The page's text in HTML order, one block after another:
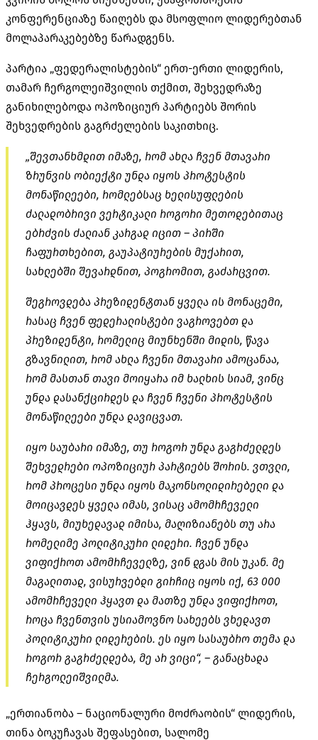
კონფერენციაზე წაიღებს და მსოფლიო ლიდერებთან
მოლაპარაკებებზე წარადგენს.
პარტია „ფედერალისტების“ ერთ-ერთი ლიდერის,
თამარ ჩერგოლეიშვილის თქმით, შეხვედრაზე
განიხილებოდა ოპოზიციურ პარტიებს შორის
შეხვედრების გაგრძელების საკითხიც.
„შევთანხმდით იმაზე, რომ ახლა ჩვენ მთავარი
ზრუნვის ობიექტი უნდა იყოს პროტესტის
მონაწილეები, რომლებსაც ხელისუფლების
ძალადობრივი ვერტიკალი როგორი მეთოდებითაც
ებრძვის ძალიან კარგად იცით – პირში
ჩაფურთხებით, გაუპატიურების მუქარით,
სახლებში შევარდნით, პოგრომით, გაძარცვით.
შეგროვდება პრეზიდენტთან ყველა ის მონაცემი,
რასაც ჩვენ ფედერალისტები ვაგროვებთ და
პრეზიდენტი, რომელიც მიუნხენში მიდის, წავა
გზავნილით, რომ ახლა ჩვენი მთავარი ამოცანაა,
რომ მასთან თავი მოიყარა იმ ხალხის სიამ, ვინც
უნდა დასანქცირდეს და ჩვენ ჩვენი პროტესტის
მონაწილეები უნდა დავიცვათ.
იყო საუბარი იმაზე, თუ როგორ უნდა გაგრძელდეს
შეხვედრები ოპოზიციურ პარტიებს შორის. ვთვლი,
რომ პროცესი უნდა იყოს მაკონსოლიდირებელი და
მოიცავდეს ყველა იმას, ვისაც ამომრჩეველი
ჰყავს, მიუხედავად იმისა, მაღიზიანებს თუ არა
რომელიმე პოლიტიკური ლიდერი. ჩვენ უნდა
ვიფიქროთ ამომრჩეველზე, ვინ დგას მის უკან. მე
მაგალითად, ვისურვებდი გირჩიც იყოს იქ, 63 000
ამომრჩეველი ჰყავთ და მათზე უნდა ვიფიქროთ,
როცა ჩვენთვის უსიამოვნო სახეებს ვხედავთ
პოლიტიკური ლიდერების. ეს იყო სასაუბრო თემა და
როგორ გაგრძელდება, მე არ ვიცი“, – განაცხადა
ჩერგოლეიშვილმა.
„ერთიანობა – ნაციონალური მოძრაობის“ ლიდერის,
თინა ბოკუჩავას შეფასებით, სალომე